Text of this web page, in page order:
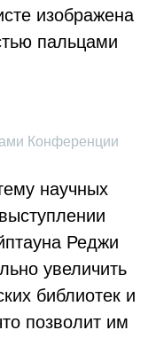
изображена
пальцами
Конференции
научных
Реджи
увеличить
библиотек и
позволит им